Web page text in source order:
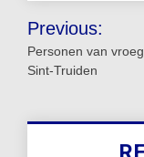
Bericht
Previous:
Personen van
Sint-Truiden